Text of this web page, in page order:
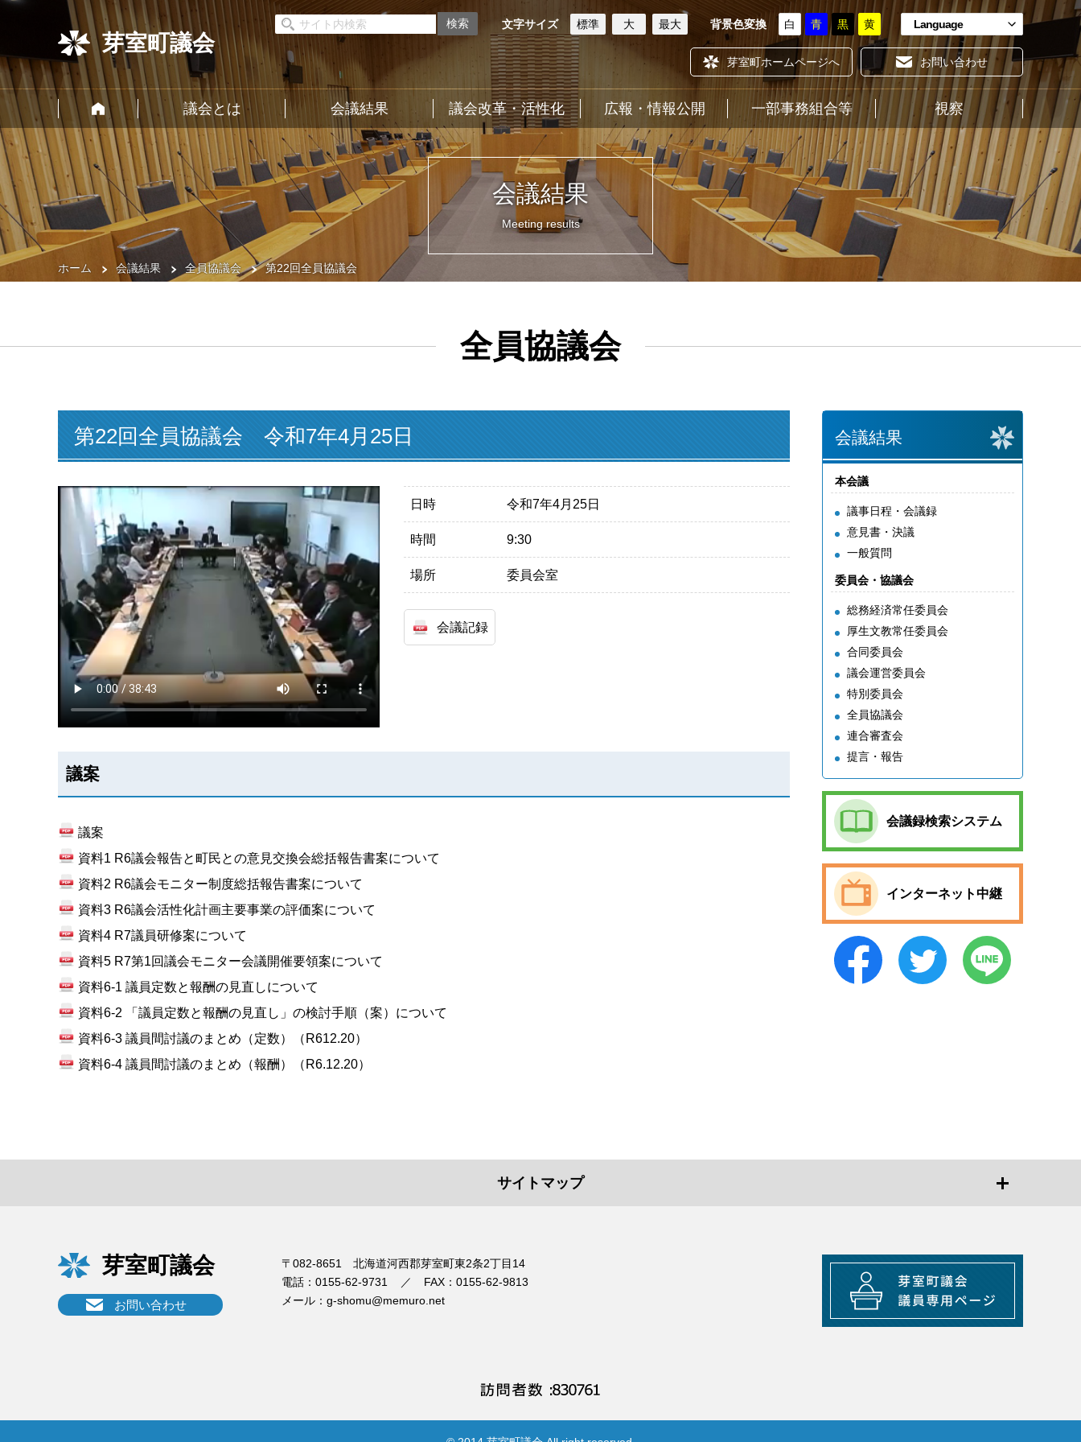
芽室町議会
文字サイズ 標準 大 最大 背景色変換 白 青 黒 黄 Language
芽室町ホームページへ お問い合わせ
ホーム
議会とは 会議結果 議会改革・活性化 広報・情報公開 一部事務組合等 視察
会議結果
Meeting results
ホーム 会議結果 全員協議会 第22回全員協議会
全員協議会
第22回全員協議会 令和7年4月25日
日時 令和7年4月25日
時間 9:30
場所 委員会室
会議記録
議案
議案
資料1 R6議会報告と町民との意見交換会総括報告書案について
資料2 R6議会モニター制度総括報告書案について
資料3 R6議会活性化計画主要事業の評価案について
資料4 R7議員研修案について
資料5 R7第1回議会モニター会議開催要領案について
資料6-1 議員定数と報酬の見直しについて
資料6-2 「議員定数と報酬の見直し」の検討手順（案）について
資料6-3 議員間討議のまとめ（定数）（R612.20）
資料6-4 議員間討議のまとめ（報酬）（R6.12.20）
会議結果
本会議
議事日程・会議録
意見書・決議
一般質問
委員会・協議会
総務経済常任委員会
厚生文教常任委員会
合同委員会
議会運営委員会
特別委員会
全員協議会
連合審査会
提言・報告
会議録検索システム
インターネット中継
サイトマップ
芽室町議会
〒082-8651 北海道河西郡芽室町東2条2丁目14
電話： 0155-62-9731
FAX：0155-62-9813
メール： g-shomu@memuro.net
お問い合わせ